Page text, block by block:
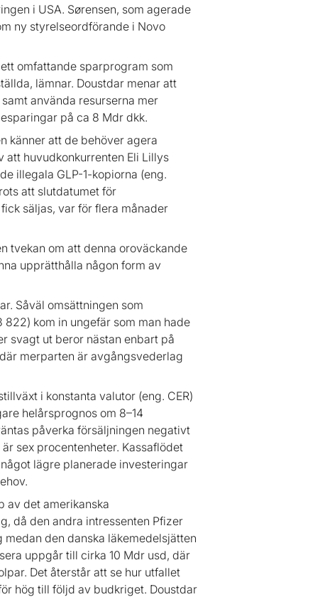
i USA. Sørensen, som agerade
ny styrelseordförande i Novo
omfattande sparprogram som
lämnar. Doustdar menar att
använda resurserna mer
på ca 8 Mdr dkk.
känner att de behöver agera
att huvudkonkurrenten Eli Lillys
illegala GLP-1-kopiorna (eng.
att slutdatumet för
säljas, var för flera månader
tvekan om att denna oroväckande
upprätthålla någon form av
Såväl omsättningen som
822) kom in ungefär som man hade
svagt ut beror nästan enbart på
merparten är avgångsvederlag
i konstanta valutor (eng. CER)
helårsprognos om 8–14
påverka försäljningen negativt
sex procentenheter. Kassaflödet
lägre planerade investeringar
av det amerikanska
då den andra intressenten Pfizer
den danska läkemedelsjätten
uppgår till cirka 10 Mdr usd, där
Det återstår att se hur utfallet
hög till följd av budkriget. Doustdar